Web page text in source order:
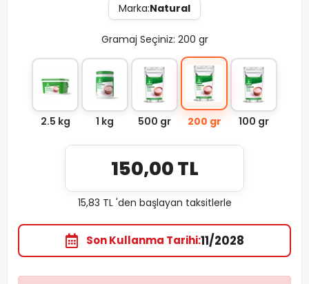
Marka:Natural
Gramaj Seçiniz: 200 gr
2.5 kg 1 kg 500 gr 200 gr 100 gr
150,00 TL
15,83 TL 'den başlayan taksitlerle
Son Kullanma Tarihi11/2028